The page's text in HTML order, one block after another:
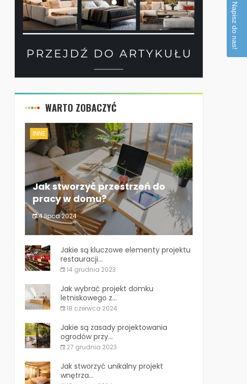
WARTO ZOBACZYĆ
INNE
Jak stworzyć przestrzeń do
pracy w domu?
4 lipca 2024
Jak stworzyć przestrzeń do pracy w
Jakie są kluczowe elementy projektu
restauracji...
14 grudnia 2023
Jak wybrać projekt domku
letniskowego z...
18 czerwca 2024
Jakie są zasady projektowania
ogrodów przy...
27 grudnia 2023
Jak stworzyć unikalny projekt
wnętrza...
Napisz do nas!